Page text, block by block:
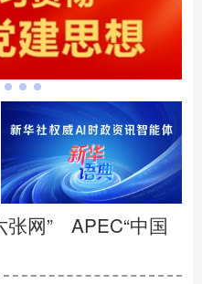
张网”
APEC“中国